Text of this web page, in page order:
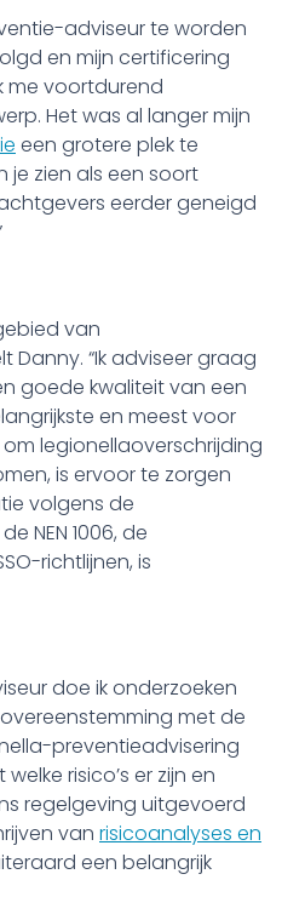
adviseur te worden
en mijn certificering
me voortdurend
Het was al langer mijn
een grotere plek te
je zien als een soort
eerder geneigd
van
Danny. “Ik adviseer graag
goede kwaliteit van een
en meest voor
legionellaoverschrijding
is ervoor te zorgen
volgens de
NEN 1006, de
richtlijnen, is
doe ik onderzoeken
met de
preventieadvisering
risico’s er zijn en
regelgeving uitgevoerd
van risicoanalyses en
een belangrijk